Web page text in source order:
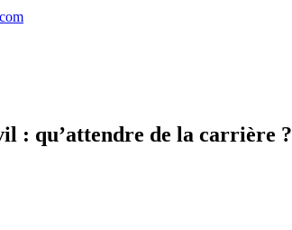
: qu’attendre de la carrière ?